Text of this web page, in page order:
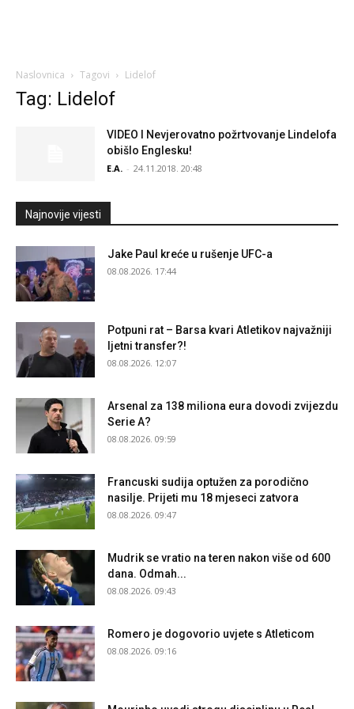
Naslovnica Tagovi Lidelof
Tag: Lidelof
VIDEO l Nevjerovatno požrtvovanje Lindelofa
obišlo Englesku!
E.A. - 24.11.2018. 20:48
Najnovije vijesti
Jake Paul kreće u rušenje UFC-a
08.08.2026. 17:44
Potpuni rat – Barsa kvari Atletikov najvažniji
ljetni transfer?!
08.08.2026. 12:07
Arsenal za 138 miliona eura dovodi zvijezdu
Serie A?
08.08.2026. 09:59
Francuski sudija optužen za porodično
nasilje. Prijeti mu 18 mjeseci zatvora
08.08.2026. 09:47
Mudrik se vratio na teren nakon više od 600
dana. Odmah...
08.08.2026. 09:43
Romero je dogovorio uvjete s Atleticom
08.08.2026. 09:16